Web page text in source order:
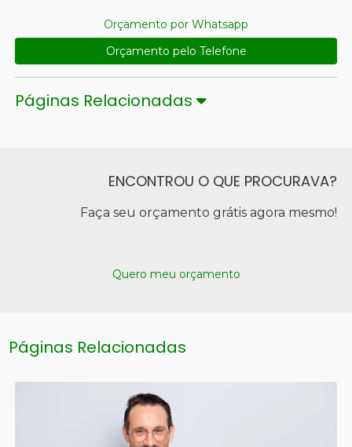
Orçamento por Whatsapp
Orçamento pelo Telefone
Páginas Relacionadas
ENCONTROU O QUE PROCURAVA?
Faça seu orçamento grátis agora mesmo!
Quero meu orçamento
Páginas Relacionadas